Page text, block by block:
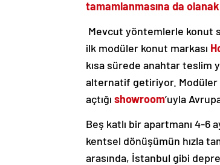
tamamlanmasına da olanak
Mevcut yöntemlerle konut
ilk modüler konut markası
kısa sürede anahtar teslim
alternatif getiriyor. Modüler
açtığı showroom’uyla
Beş katlı bir apartmanı 4-6
kentsel dönüşümün hızla
arasında, İstanbul gibi